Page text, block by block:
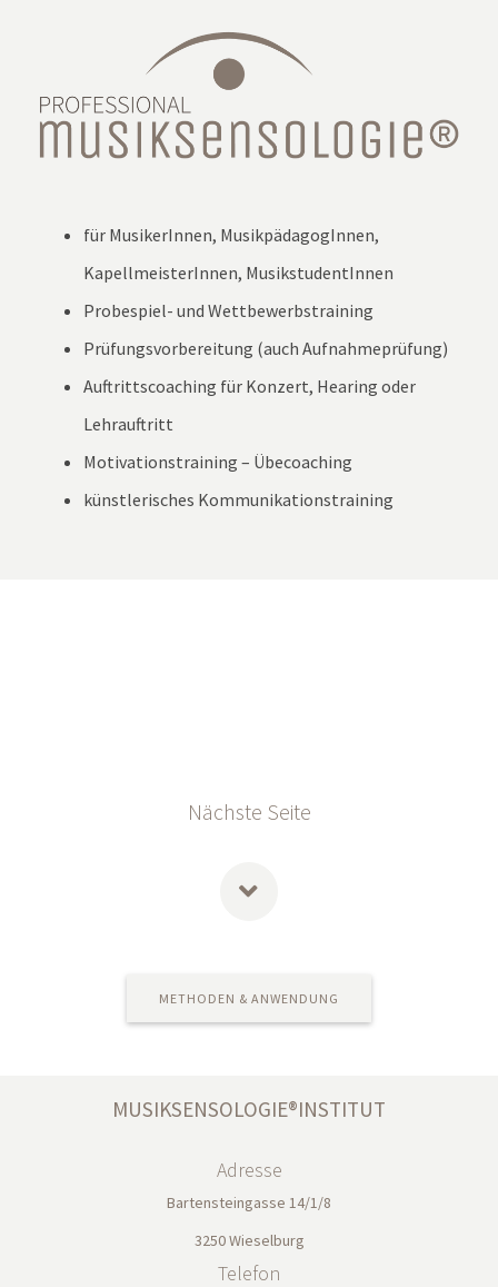
für MusikerInnen, MusikpädagogInnen,
KapellmeisterInnen, MusikstudentInnen
Probespiel- und Wettbewerbstraining
Prüfungsvorbereitung (auch Aufnahmeprüfung)
Auftrittscoaching für Konzert, Hearing oder
Lehrauftritt
Motivationstraining – Übecoaching
künstlerisches Kommunikationstraining
Nächste Seite
METHODEN & ANWENDUNG
MUSIKSENSOLOGIE®INSTITUT
Adresse
Bartensteingasse 14/1/8
3250 Wieselburg
Telefon